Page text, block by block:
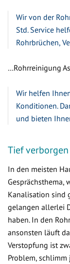
Wir von der
Std. Service
Rohrbrüchen,
…Rohrreinigung
Wir helfen
Konditionen.
und bieten
Tief
In den meisten
Gesprächsthema,
Kanalisation sind
gelangen allerlei
haben. In den
ansonsten läuft
Verstopfung ist
Problem, schlimm